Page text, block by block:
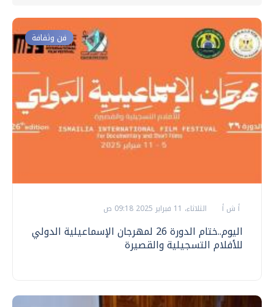
فن وثقافة
أ ش أ الثلاثاء، 11 فبراير 2025 09:18 ص
اليوم..ختام الدورة 26 لمهرجان الإسماعيلية الدولي
للأفلام التسجيلية والقصيرة